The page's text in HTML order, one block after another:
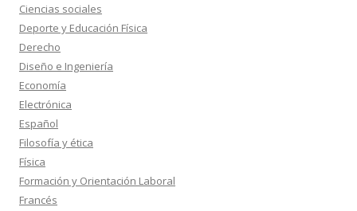
Ciencias sociales
Deporte y Educación Física
Derecho
Diseño e Ingeniería
Economía
Electrónica
Español
Filosofía y ética
Física
Formación y Orientación Laboral
Francés